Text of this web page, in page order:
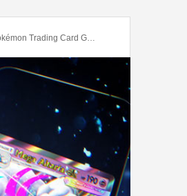
Pocket（ポケポケ）』